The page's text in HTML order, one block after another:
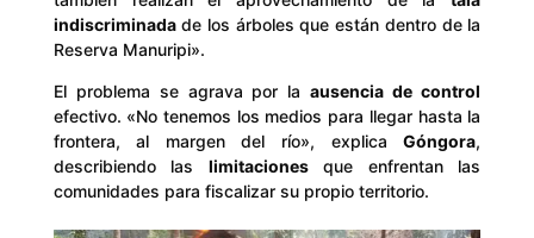
indiscriminadade los árboles que están dentro de la
Reserva Manuripi».
El problema se agrava por laausencia de control
efectivo. «No tenemos los medios para llegar hasta la
frontera, al margen del río», explicaGóngora,
describiendo las limitacionesque enfrentan las
comunidades para fiscalizar su propio territorio.